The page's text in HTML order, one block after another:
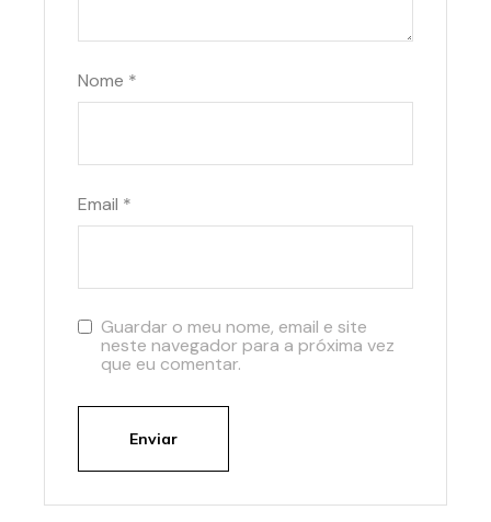
Nome *
Email *
Guardar o meu nome, email e site
neste navegador para a próxima vez
que eu comentar.
Enviar